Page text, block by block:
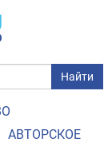
Найти
АВТОРСКОЕ